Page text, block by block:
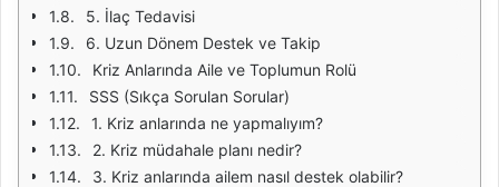
5. İlaç Tedavisi
6. Uzun Dönem Destek ve Takip
Kriz Anlarında Aile ve Toplumun Rolü
SSS (Sıkça Sorulan Sorular)
1. Kriz anlarında ne yapmalıyım?
2. Kriz müdahale planı nedir?
3. Kriz anlarında ailem nasıl destek olabilir?